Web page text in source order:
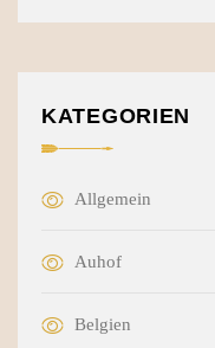
KATEGORIEN
Allgemein
Auhof
Belgien